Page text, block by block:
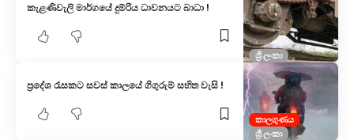
ශ්‍රී ලංකා
කැළණිවැලි මාර්ගයේ දුම්රිය ධාවනයට බාධා !
කාලගුණය
ශ්‍රී ලංකා
ප්‍රදේශ රැසකට සවස් කාලයේ ගිගුරුම් සහිත වැසි !